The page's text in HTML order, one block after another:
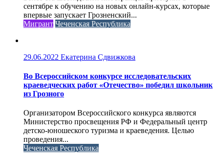
сентябре к обучению на новых онлайн-курсах, которые
впервые запускает Грозненский...
Мигрант Чеченская Республика
29.06.2022 Екатерина Сдвижкова
Во Всероссийском конкурсе исследовательских
краеведческих работ «Отечество» победил школьник
из Грозного
Организатором Всероссийского конкурса являются
Министерство просвещения РФ и Федеральный центр
детско-юношеского туризма и краеведения. Целью
проведения...
Чеченская Республика